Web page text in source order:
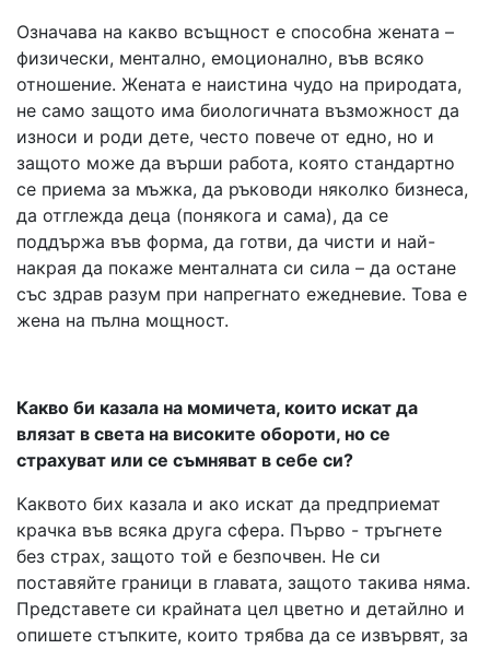
Означава на какво всъщност е способна жената –
физически, ментално, емоционално, във всяко
отношение. Жената е наистина чудо на природата,
не само защото има биологичната възможност да
износи и роди дете, често повече от едно, но и
защото може да върши работа, която стандартно
се приема за мъжка, да ръководи няколко бизнеса,
да отглежда деца (понякога и сама), да се
поддържа във форма, да готви, да чисти и най-
накрая да покаже менталната си сила – да остане
със здрав разум при напрегнато ежедневие. Това е
жена на пълна мощност.
Какво би казала на момичета, които искат да
влязат в света на високите обороти, но се
страхуват или се съмняват в себе си?
Каквото бих казала и ако искат да предприемат
крачка във всяка друга сфера. Първо - тръгнете
без страх, защото той е безпочвен. Не си
поставяйте граници в главата, защото такива няма.
Представете си крайната цел цветно и детайлно и
опишете стъпките, които трябва да се извървят, за